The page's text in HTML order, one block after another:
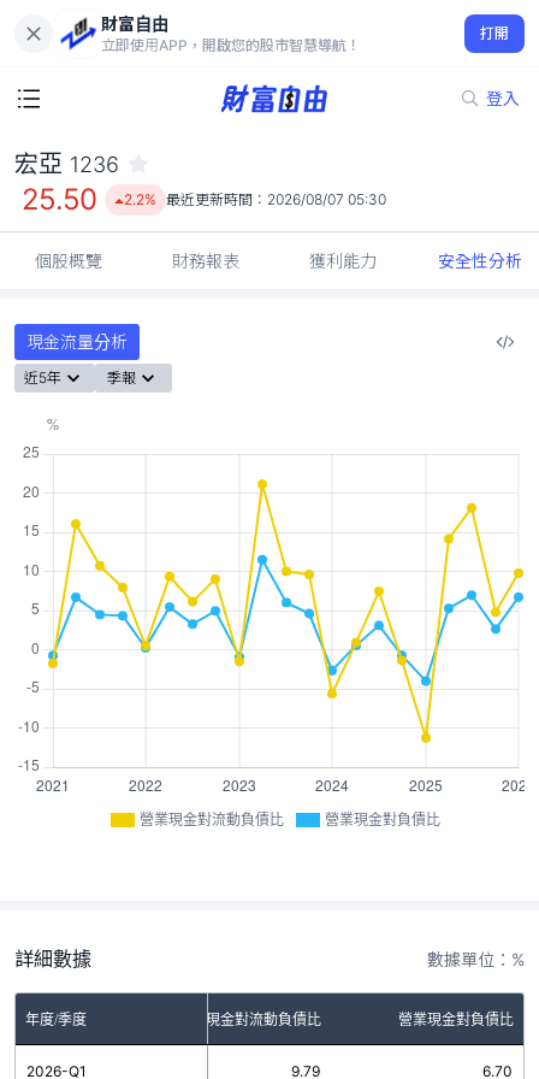
財富自由
立即使用APP，開啟您的股市智慧導航！
打開
登入
25.50
2.2%
宏亞 1236
25.50 2.2% 最近更新時間： 2026/08/07 05:30
個股概覽 財務報表 獲利能力 安全性分析
現金流量分析
近5年 季報
營業現金對流動負債比 營業現金對負債比
詳細數據 數據單位：%
年度/季度 營業現金對流動負債比 營業現金對負債比
2026-Q1 9.79 6.70